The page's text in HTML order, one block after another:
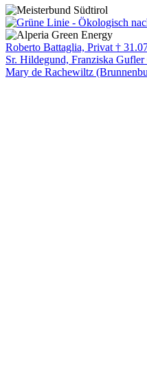
Roberto Battaglia, Privat †
Sr. Hildegund, Franziska
Mary de Rachewiltz